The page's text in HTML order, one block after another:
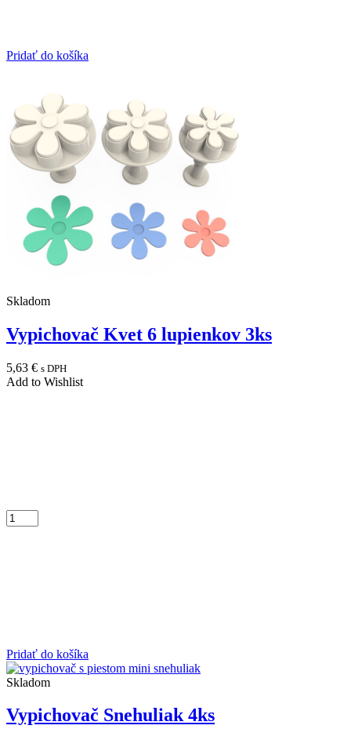
Pridať do košíka
Skladom
Vypichovač Kvet 6 lupienkov 3ks
5,63 € s DPH
Add to Wishlist
Pridať do košíka
Skladom
Vypichovač Snehuliak 4ks